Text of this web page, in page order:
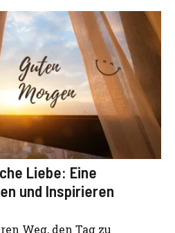
Liebe: Eine
und Inspirieren
Weg, den Tag zu